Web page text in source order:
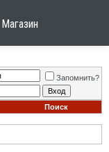
Магазин
Запомнить?
Поиск